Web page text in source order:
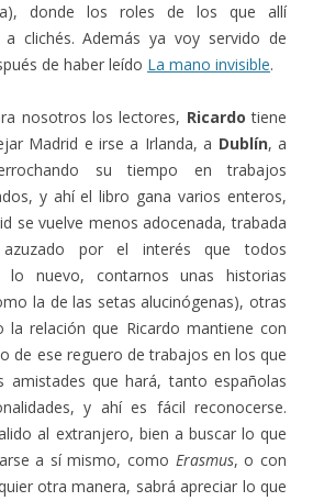
donde los roles de los que allí
clichés. Además ya voy servido de
de haber leído La mano invisible.
nosotros los lectores, Ricardo tiene
Madrid e irse a Irlanda, a Dublín, a
su tiempo en trabajos
y ahí el libro gana varios enteros,
se vuelve menos adocenada, trabada
por el interés que todos
lo nuevo, contarnos unas historias
la de las setas alucinógenas), otras
relación que Ricardo mantiene con
de ese reguero de trabajos en los que
amistades que hará, tanto españolas
y ahí es fácil reconocerse.
al extranjero, bien a buscar lo que
a sí mismo, como Erasmus, o con
otra manera, sabrá apreciar lo que